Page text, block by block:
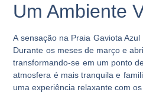
Um Ambiente
A sensação na Praia Gaviota
Durante os meses de março e
transformando-se em um ponto
atmosfera é mais tranquila e
uma experiência relaxante com